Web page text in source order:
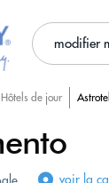
modifier
de jour
voir la